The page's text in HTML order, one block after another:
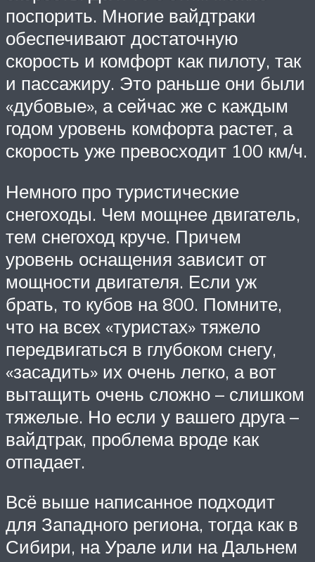
поспорить. Многие вайдтраки
обеспечивают достаточную
скорость и комфорт как пилоту, так
и пассажиру. Это раньше они были
«дубовые», а сейчас же с каждым
годом уровень комфорта растет, а
скорость уже превосходит 100 км/ч.
Немного про туристические
снегоходы. Чем мощнее двигатель,
тем снегоход круче. Причем
уровень оснащения зависит от
мощности двигателя. Если уж
брать, то кубов на 800. Помните,
что на всех «туристах» тяжело
передвигаться в глубоком снегу,
«засадить» их очень легко, а вот
вытащить очень сложно – слишком
тяжелые. Но если у вашего друга –
вайдтрак, проблема вроде как
отпадает.
Всё выше написанное подходит
для Западного региона, тогда как в
Сибири, на Урале или на Дальнем